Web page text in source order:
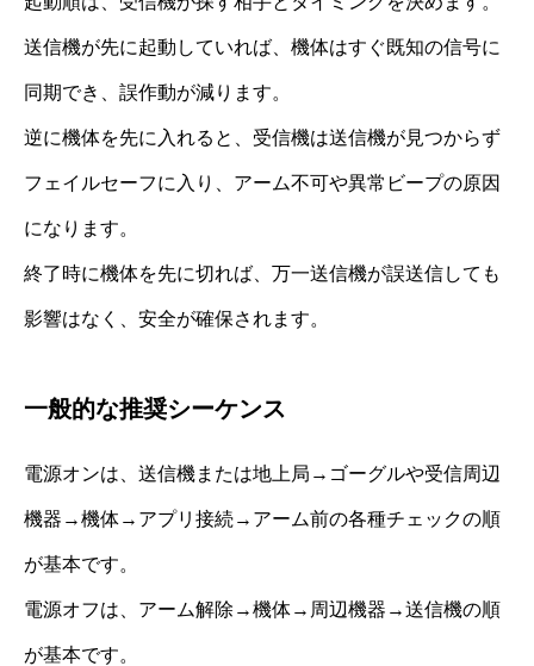
送信機が先に起動していれば、機体はすぐ既知の信号に
同期でき、誤作動が減ります。
逆に機体を先に入れると、受信機は送信機が見つからず
フェイルセーフに入り、アーム不可や異常ビープの原因
になります。
終了時に機体を先に切れば、万一送信機が誤送信しても
影響はなく、安全が確保されます。
一般的な推奨シーケンス
電源オンは、送信機または地上局→ゴーグルや受信周辺
機器→機体→アプリ接続→アーム前の各種チェックの順
が基本です。
電源オフは、アーム解除→機体→周辺機器→送信機の順
が基本です。